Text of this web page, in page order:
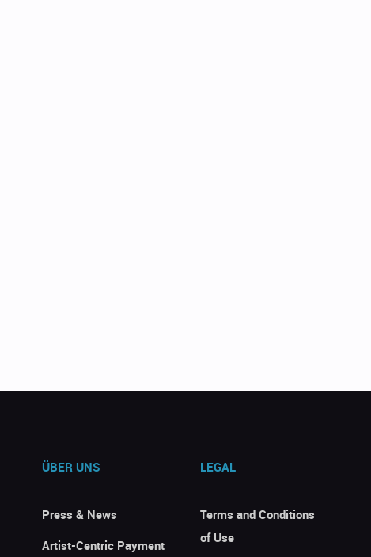
ÜBER UNS
Press & News
Artist-Centric Payment
LEGAL
Terms and Conditions
of Use